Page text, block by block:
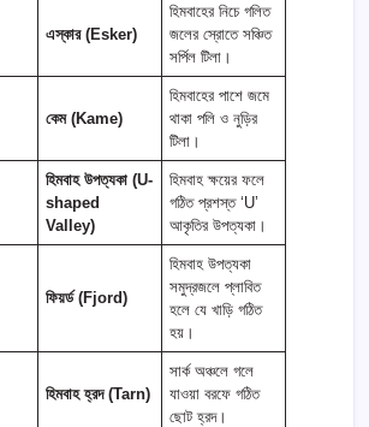
এস্কার (Esker)
হিমবাহের নিচে গলিত
জলের স্রোতে সঞ্চিত
সর্পিল টিলা।
কেম (Kame)
হিমবাহের পাশে জমে
থাকা পলি ও নুড়ির
টিলা।
হিমবাহ উপত্যকা (U-
shaped
Valley)
হিমবাহ ক্ষয়ের ফলে
গঠিত প্রশস্ত ‘U’
আকৃতির উপত্যকা।
ফিয়র্ড (Fjord)
হিমবাহ উপত্যকা
সমুদ্রজলে প্লাবিত
হলে যে খাড়ি গঠিত
হয়।
হিমবাহ হ্রদ (Tarn)
সার্ক অঞ্চলে গলে
যাওয়া বরফে গঠিত
ছোট হ্রদ।